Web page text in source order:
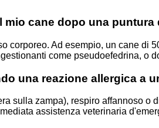
cane dopo una puntura
corporeo. Ad esempio, un cane
come pseudoefedrina, o
una reazione allergica a
sulla zampa), respiro affannoso
assistenza veterinaria